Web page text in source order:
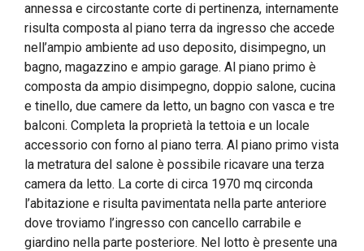
annessa e circostante corte di pertinenza, internamente
risulta composta al piano terra da ingresso che accede
nell’ampio ambiente ad uso deposito, disimpegno, un
bagno, magazzino e ampio garage. Al piano primo è
composta da ampio disimpegno, doppio salone, cucina
e tinello, due camere da letto, un bagno con vasca e tre
balconi. Completa la proprietà la tettoia e un locale
accessorio con forno al piano terra. Al piano primo vista
la metratura del salone è possibile ricavare una terza
camera da letto. La corte di circa 1970 mq circonda
l’abitazione e risulta pavimentata nella parte anteriore
dove troviamo l’ingresso con cancello carrabile e
giardino nella parte posteriore. Nel lotto è presente una